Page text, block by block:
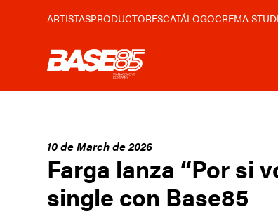
ARTISTASPRODUCTORESCATÁLOGOCREMA
10 de March de 2026
Farga lanza “Por si
single con Base85